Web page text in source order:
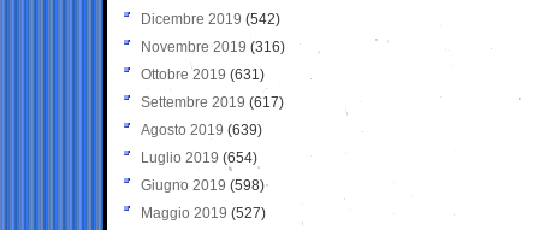
Dicembre 2019 (542)
Novembre 2019 (316)
Ottobre 2019 (631)
Settembre 2019 (617)
Agosto 2019 (639)
Luglio 2019 (654)
Giugno 2019 (598)
Maggio 2019 (527)